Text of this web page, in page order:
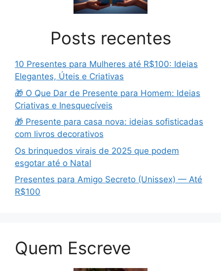
Posts recentes
10 Presentes para Mulheres até R$100: Ideias
Elegantes, Úteis e Criativas
🎁 O Que Dar de Presente para Homem: Ideias
Criativas e Inesquecíveis
🎁 Presente para casa nova: ideias sofisticadas
com livros decorativos
Os brinquedos virais de 2025 que podem
esgotar até o Natal
Presentes para Amigo Secreto (Unissex) — Até
R$100
Quem Escreve